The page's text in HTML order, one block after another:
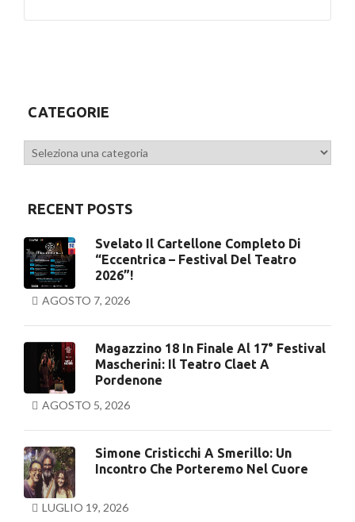
CATEGORIE
Categorie
RECENT POSTS
Svelato Il Cartellone Completo Di
“Eccentrica – Festival Del Teatro
2026”!
AGOSTO 7, 2026
Magazzino 18 In Finale Al 17° Festival
Mascherini: Il Teatro Claet A
Pordenone
AGOSTO 5, 2026
Simone Cristicchi A Smerillo: Un
Incontro Che Porteremo Nel Cuore
LUGLIO 19, 2026